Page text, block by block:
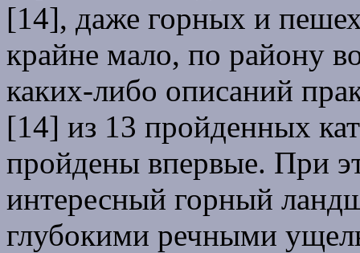
[14], даже горных и
крайне мало, по району
каких-либо описаний
[14] из 13 пройденных
пройдены впервые. При
интересный горный
глубокими речными